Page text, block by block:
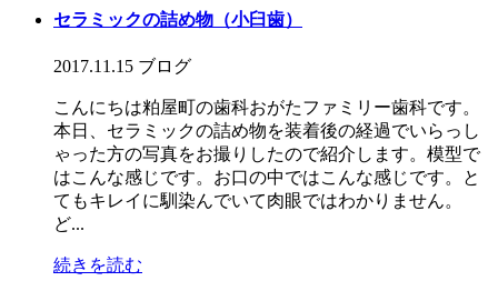
セラミックの詰め物（小臼歯）
2017.11.15 ブログ
こんにちは粕屋町の歯科おがたファミリー歯科です。
本日、セラミックの詰め物を装着後の経過でいらっし
ゃった方の写真をお撮りしたので紹介します。模型で
はこんな感じです。お口の中ではこんな感じです。と
てもキレイに馴染んでいて肉眼ではわかりません。
ど...
続きを読む